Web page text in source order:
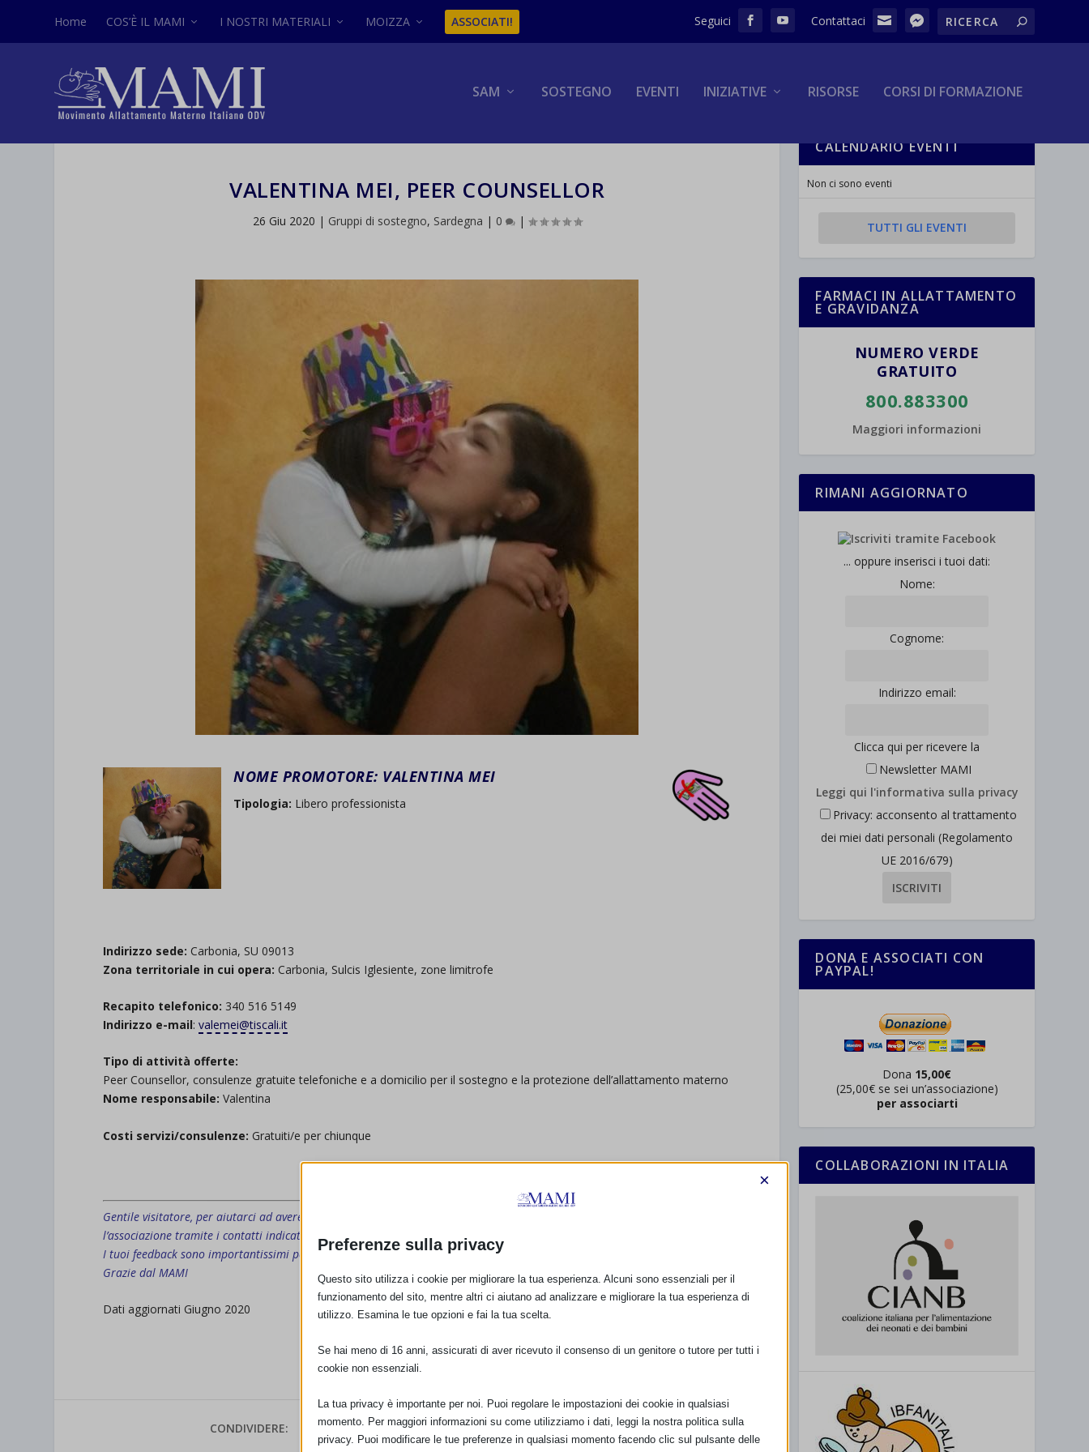
Home COS’È IL MAMI I NOSTRI MATERIALI MOIZZA ASSOCIATI!
SAM SOSTEGNO EVENTI INIZIATIVE RISORSE CORSI DI FORMAZIONE
VALENTINA MEI, PEER COUNSELLOR
26 Giu 2020 | Gruppi di sostegno, Sardegna | 0 |
NOME PROMOTORE: VALENTINA MEI
Tipologia: Libero professionista
Indirizzo sede: Carbonia, SU 09013
Zona territoriale in cui opera: Carbonia, Sulcis Iglesiente, zone limitrofe
Recapito telefonico: 340 516 5149
Indirizzo e-mail:valemei@tiscali.it
Tipo di attività offerte:
Peer Counsellor, consulenze gratuite telefoniche e a domicilio per il sostegno e la protezione dell’allattamento materno
Nome responsabile: Valentina
Costi servizi/consulenze: Gratuiti/e per chiunque
Gentile visitatore, per aiutarci ad avere una mappa sempre aggiornata e valida, se riscontri dei problemi a raggiungere
l’associazione tramite i contatti indicati, manda un cenno a
gruppi@mami.org
I tuoi feedback sono importantissimi per avere una mappa che sia davvero di sostegno!
Grazie dal MAMI
Dati aggiornati Giugno 2020
CONDIVIDERE:
CALENDARIO EVENTI
Non ci sono eventi
TUTTI GLI EVENTI
FARMACI IN ALLATTAMENTO
E GRAVIDANZA
NUMERO VERDE
GRATUITO
800.883300
Maggiori informazioni
RIMANI AGGIORNATO
... oppure inserisci i tuoi dati:
Nome:
Cognome:
Indirizzo email:
Clicca qui per ricevere la
Newsletter MAMI
Leggi qui l'informativa sulla privacy
Privacy: acconsento al trattamento
dei miei dati personali (Regolamento
UE 2016/679)
DONA E ASSOCIATI CON
PAYPAL!
Dona 15,00€
(25,00€ se sei un’associazione)
per associarti
COLLABORAZIONI IN ITALIA
Preferenze sulla privacy
×
Questo sito utilizza i cookie per migliorare la tua esperienza. Alcuni sono essenziali per il
funzionamento del sito, mentre altri ci aiutano ad analizzare e migliorare la tua esperienza di
utilizzo. Esamina le tue opzioni e fai la tua scelta.
Se hai meno di 16 anni, assicurati di aver ricevuto il consenso di un genitore o tutore per tutti i
cookie non essenziali.
La tua privacy è importante per noi. Puoi regolare le impostazioni dei cookie in qualsiasi
momento. Per maggiori informazioni su come utilizziamo i dati, leggi la nostra politica sulla
privacy. Puoi modificare le tue preferenze in qualsiasi momento facendo clic sul pulsante delle